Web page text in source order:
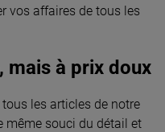
vos affaires de tous les
mais à prix doux
les articles de notre
même souci du détail et